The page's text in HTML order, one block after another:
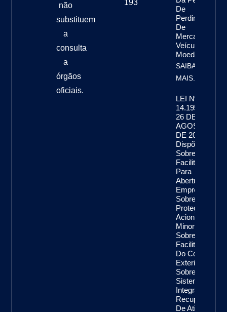
não
substituem
a
consulta
a
órgãos
oficiais.
193
De
Perdimento
De
Mercadoria,
Veículo E
Moeda
SAIBA
MAIS...
LEI Nº
14.195, DE
26 DE
AGOSTO
DE 2021
Dispõe
Sobre A
Facilitação
Para
Abertura De
Empresas,
Sobre A
Proteção De
Acionistas
Minoritários,
Sobre A
Facilitação
Do Comércio
Exterior,
Sobre O
Sistema
Integrado De
Recuperação
De Ativos